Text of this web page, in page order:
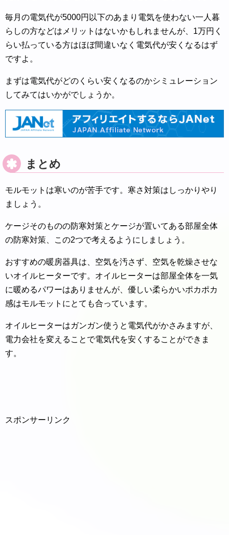
毎月の電気代が5000円以下のあまり電気を使わない一人暮
らしの方などはメリットはないかもしれませんが、1万円く
らい払っている方はほぼ間違いなく電気代が安くなるはず
ですよ。
まずは電気代がどのくらい安くなるのかシミュレーション
してみてはいかがでしょうか。
まとめ
モルモットは寒いのが苦手です。寒さ対策はしっかりやり
ましょう。
ケージそのものの防寒対策とケージが置いてある部屋全体
の防寒対策、この2つで考えるようにしましょう。
おすすめの暖房器具は、空気を汚さず、空気を乾燥させな
いオイルヒーターです。オイルヒーターは部屋全体を一気
に暖めるパワーはありませんが、優しい柔らかいポカポカ
感はモルモットにとても合っています。
オイルヒーターはガンガン使うと電気代がかさみますが、
電力会社を変えることで電気代を安くすることができま
す。
スポンサーリンク